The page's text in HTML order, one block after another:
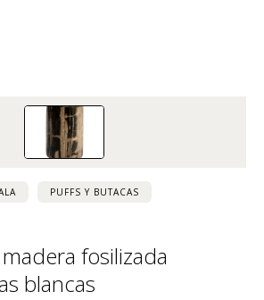
PUFFS Y BUTACAS
fosilizada
blancas